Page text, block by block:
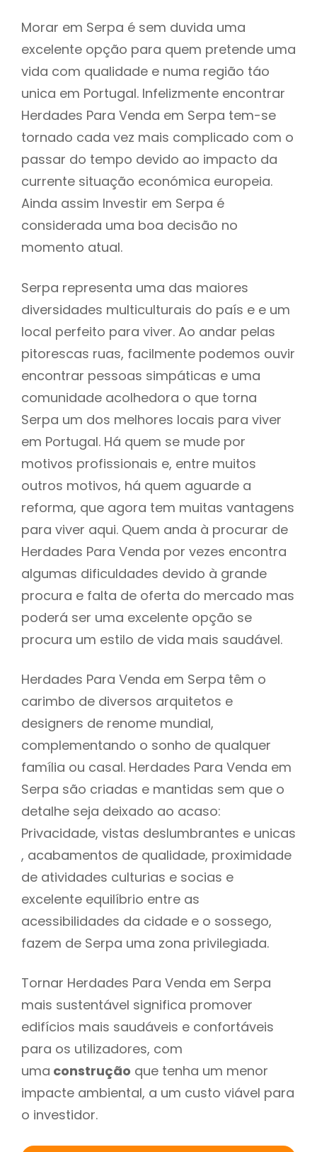
Morar em Serpa é sem duvida uma
excelente opção para quem pretende uma
vida com qualidade e numa região táo
unica em Portugal. Infelizmente encontrar
Herdades Para Venda em Serpa tem-se
tornado cada vez mais complicado com o
passar do tempo devido ao impacto da
currente situação económica europeia.
Ainda assim Investir em Serpa é
considerada uma boa decisão no
momento atual.
Serpa representa uma das maiores
diversidades multiculturais do país e e um
local perfeito para viver. Ao andar pelas
pitorescas ruas, facilmente podemos ouvir
encontrar pessoas simpáticas e uma
comunidade acolhedora o que torna
Serpa um dos melhores locais para viver
em Portugal. Há quem se mude por
motivos profissionais e, entre muitos
outros motivos, há quem aguarde a
reforma, que agora tem muitas vantagens
para viver aqui. Quem anda à procurar de
Herdades Para Venda por vezes encontra
algumas dificuldades devido à grande
procura e falta de oferta do mercado mas
poderá ser uma excelente opção se
procura um estilo de vida mais saudável.
Herdades Para Venda em Serpa têm o
carimbo de diversos arquitetos e
designers de renome mundial,
complementando o sonho de qualquer
família ou casal. Herdades Para Venda em
Serpa são criadas e mantidas sem que o
detalhe seja deixado ao acaso:
Privacidade, vistas deslumbrantes e unicas
, acabamentos de qualidade, proximidade
de atividades culturias e socias e
excelente equilíbrio entre as
acessibilidades da cidade e o sossego,
fazem de Serpa uma zona privilegiada.
Tornar Herdades Para Venda em Serpa
mais sustentável significa promover
edifícios mais saudáveis e confortáveis
para os utilizadores, com
uma construção que tenha um menor
impacte ambiental, a um custo viável para
o investidor.